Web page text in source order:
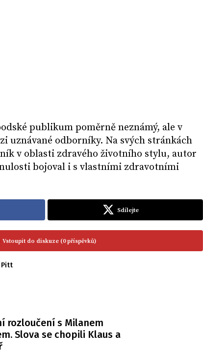
publikum poměrně neznámý, ale v
uznávané odborníky. Na svých stránkách
v oblasti zdravého životního stylu, autor
bojoval i s vlastními zdravotními
Sdílejte
Vstoupit do diskuze (0 příspěvků)
Pitt
rozloučení s Milanem
Slova se chopili Klaus a